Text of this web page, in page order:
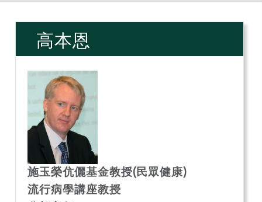
高本恩
施玉榮伉儷基金教授(民眾健康)
流行病學講座教授